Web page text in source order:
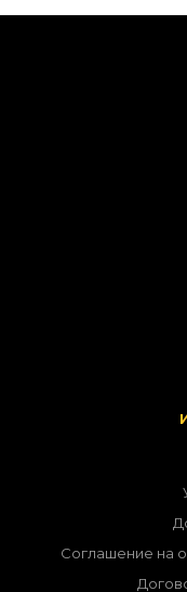
Соглашение на